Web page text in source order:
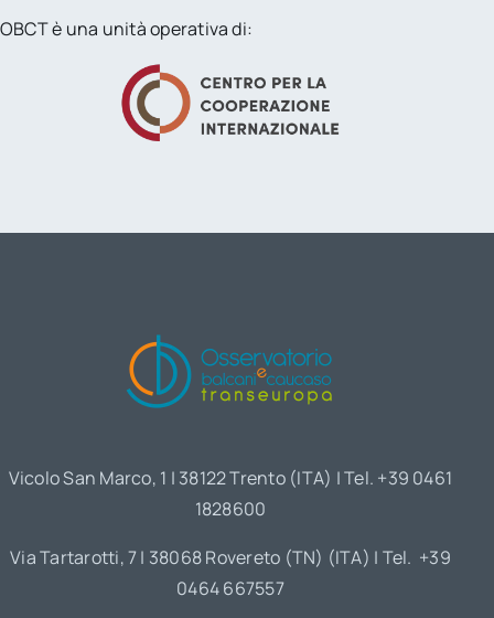
OBCT è una unità operativa di:
Vicolo San Marco, 1 | 38122 Trento (ITA) | Tel. +39 0461
1828600
Via Tartarotti, 7 | 38068 Rovereto (TN) (ITA) | Tel. +39
0464 667557